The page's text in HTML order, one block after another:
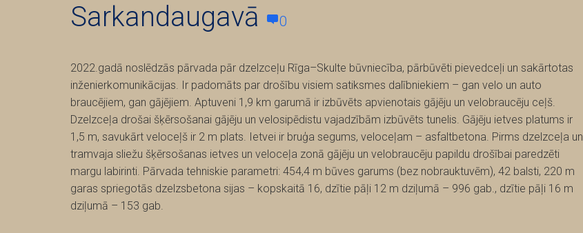
Sarkandaugavā
0
2022.gadā noslēdzās pārvada pār dzelzceļu Rīga–Skulte būvniecība, pārbūvēti pievedceļi un sakārtotas
inženierkomunikācijas. Ir padomāts par drošību visiem satiksmes dalībniekiem – gan velo un auto
braucējiem, gan gājējiem. Aptuveni 1,9 km garumā ir izbūvēts apvienotais gājēju un velobraucēju ceļš.
Dzelzceļa drošai šķērsošanai gājēju un velosipēdistu vajadzībām izbūvēts tunelis. Gājēju ietves platums ir
1,5 m, savukārt veloceļš ir 2 m plats. Ietvei ir bruģa segums, veloceļam – asfaltbetona. Pirms dzelzceļa un
tramvaja sliežu šķērsošanas ietves un veloceļa zonā gājēju un velobraucēju papildu drošībai paredzēti
margu labirinti. Pārvada tehniskie parametri: 454,4 m būves garums (bez nobrauktuvēm), 42 balsti, 220 m
garas spriegotās dzelzsbetona sijas – kopskaitā 16, dzītie pāļi 12 m dziļumā – 996 gab., dzītie pāļi 16 m
dziļumā – 153 gab.